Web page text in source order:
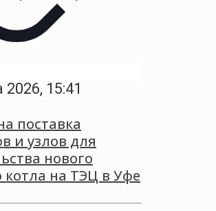
2026, 15:41
поставка
и узлов для
нового
котла на ТЭЦ в Уфе